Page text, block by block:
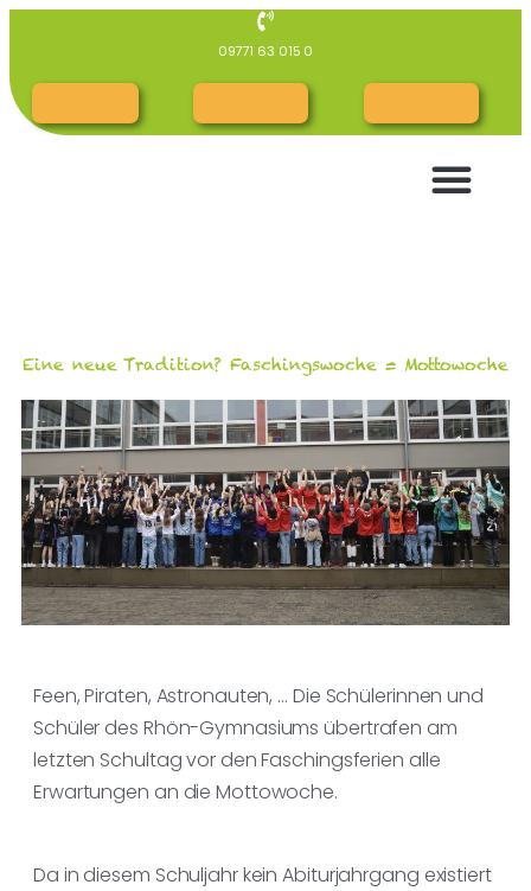
09771 63 015 0
Eine neue Tradition? Faschingswoche = Mottowoche
Feen, Piraten, Astronauten, … Die Schülerinnen und
Schüler des Rhön-Gymnasiums übertrafen am
letzten Schultag vor den Faschingsferien alle
Erwartungen an die Mottowoche.
Da in diesem Schuljahr kein Abiturjahrgang existiert